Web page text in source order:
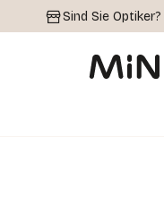
Sind Sie Optiker?